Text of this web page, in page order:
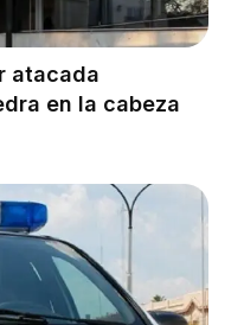
atacada
en la cabeza